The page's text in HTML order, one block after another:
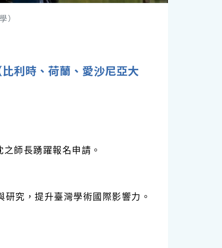
）
利時、荷蘭、愛沙尼亞大
師長踴躍報名申請。
究，提升臺灣學術國際影響力。